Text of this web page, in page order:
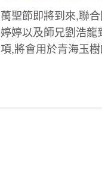
萬聖節即將到來,聯
婷婷以及師兄劉浩龍
項,將會用於青海玉